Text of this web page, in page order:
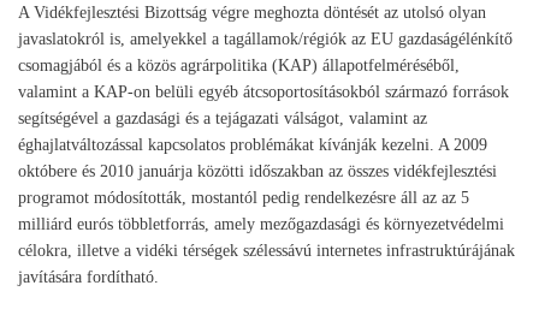
A Vidékfejlesztési Bizottság végre meghozta döntését az utolsó olyan
javaslatokról is, amelyekkel a tagállamok/régiók az EU gazdaságélénkítő
csomagjából és a közös agrárpolitika (KAP) állapotfelméréséből,
valamint a KAP-on belüli egyéb átcsoportosításokból származó források
segítségével a gazdasági és a tejágazati válságot, valamint az
éghajlatváltozással kapcsolatos problémákat kívánják kezelni. A 2009
októbere és 2010 januárja közötti időszakban az összes vidékfejlesztési
programot módosították, mostantól pedig rendelkezésre áll az az 5
milliárd eurós többletforrás, amely mezőgazdasági és környezetvédelmi
célokra, illetve a vidéki térségek szélessávú internetes infrastruktúrájának
javítására fordítható.